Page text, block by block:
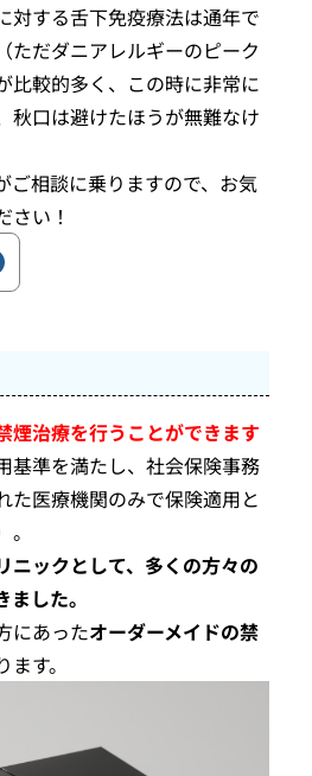
対する舌下免疫療法は通年で
ただダニアレルギーのピーク
比較的多く、この時に非常に
秋口は避けたほうが無難なけ
ご相談に乗りますので、お気
さい！
煙治療を行うことができます
基準を満たし、社会保険事務
た医療機関のみで保険適用と
ニックとして、多くの方々の
した。
にあったオーダーメイドの禁
す。